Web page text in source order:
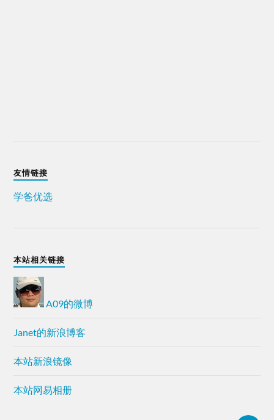
友情链接
学爸优选
本站相关链接
A09的微博
Janet的新浪博客
本站新浪镜像
本站网易相册